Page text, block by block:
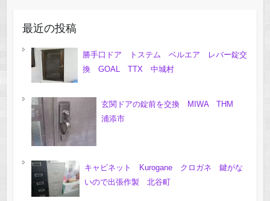
最近の投稿
勝手口ドア トステム ベルエア レバー錠交
換 GOAL TTX 中城村
玄関ドアの錠前を交換 MIWA THM
浦添市
キャビネット Kurogane クロガネ 鍵がな
いので出張作製 北谷町